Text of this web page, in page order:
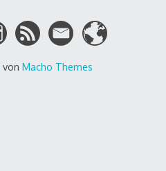
von Macho Themes